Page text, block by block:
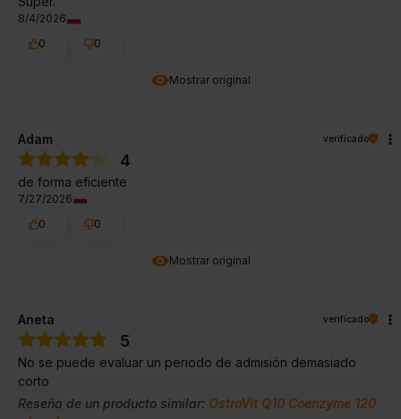
Mostrar original
8/4/2026
0
0
Mostrar original
Adam verificado
4
de forma eficiente
7/27/2026
0
0
Aneta verificado
5
No se puede evaluar un periodo de admisión demasiado
corto
Reseña de un producto similar: OstroVit Q10 Coenzyme 120